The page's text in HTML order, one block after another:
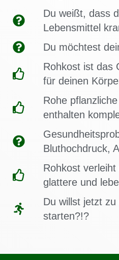
Du weißt, dass
Lebensmittel
Du möchtest
Rohkost ist das
für deinen
Rohe
enthalten
Bluthochdruck,
Rohkost
glattere und
Du willst jetzt
starten?!?